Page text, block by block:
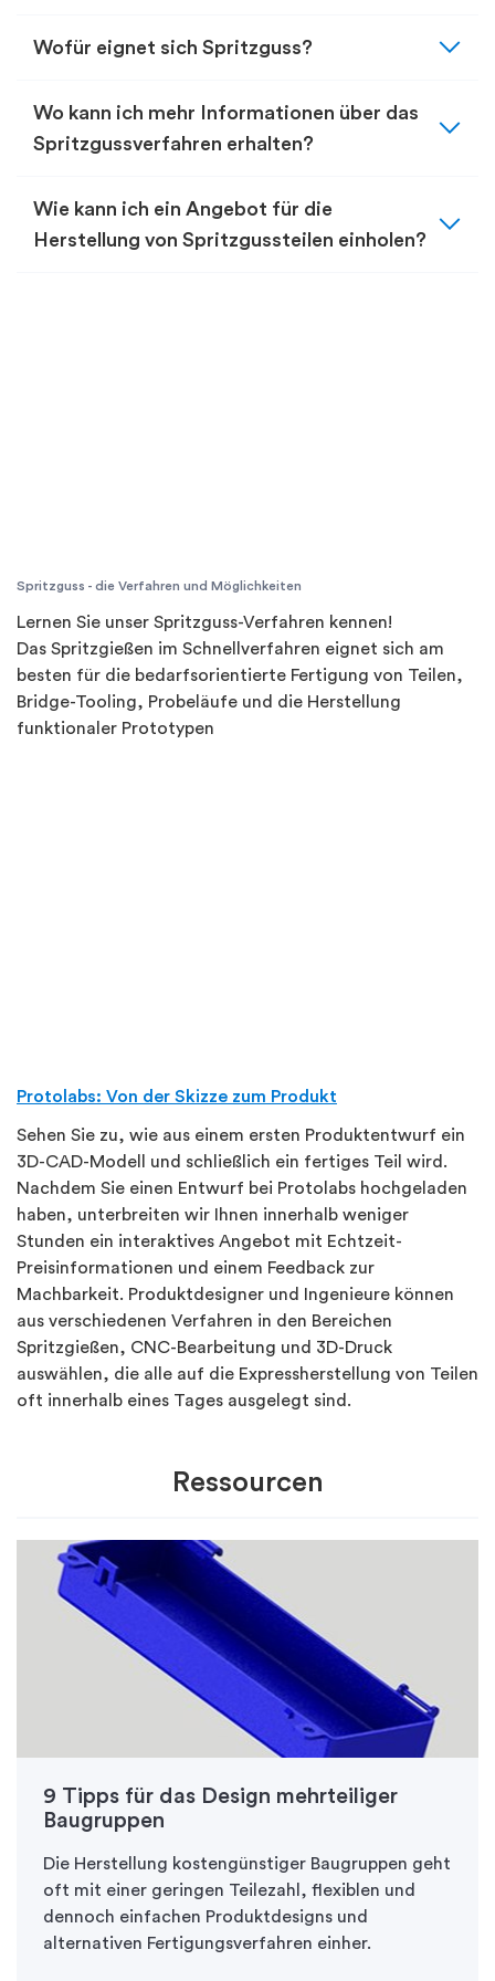
Wofür eignet sich Spritzguss? expand_more
Wo kann ich mehr Informationen über das
Spritzgussverfahren erhalten?
expand_more
Wie kann ich ein Angebot für die
Herstellung von Spritzgussteilen einholen?
expand_more
Spritzguss - die Verfahren und Möglichkeiten
Lernen Sie unser Spritzguss-Verfahren kennen!
Das Spritzgießen im Schnellverfahren eignet sich am
besten für die bedarfsorientierte Fertigung von Teilen,
Bridge-Tooling, Probeläufe und die Herstellung
funktionaler Prototypen
Protolabs: Von der Skizze zum Produkt
Sehen Sie zu, wie aus einem ersten Produktentwurf ein
3D-CAD-Modell und schließlich ein fertiges Teil wird.
Nachdem Sie einen Entwurf bei Protolabs hochgeladen
haben, unterbreiten wir Ihnen innerhalb weniger
Stunden ein interaktives Angebot mit Echtzeit-
Preisinformationen und einem Feedback zur
Machbarkeit. Produktdesigner und Ingenieure können
aus verschiedenen Verfahren in den Bereichen
Spritzgießen, CNC-Bearbeitung und 3D-Druck
auswählen, die alle auf die Expressherstellung von Teilen
oft innerhalb eines Tages ausgelegt sind.
Ressourcen
9 Tipps für das Design mehrteiliger
Baugruppen
Die Herstellung kostengünstiger Baugruppen geht
oft mit einer geringen Teilezahl, flexiblen und
dennoch einfachen Produktdesigns und
alternativen Fertigungsverfahren einher.